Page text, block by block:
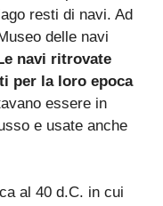
resti di navi. Ad
delle navi
navi ritrovate
per la loro epoca
essere in
e usate anche
al 40 d.C. in cui